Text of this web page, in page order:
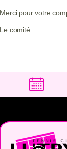
Merci pour votre
Le comité